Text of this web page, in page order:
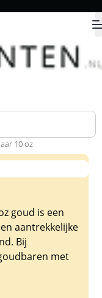
10 oz
goud is een
aantrekkelijke
Bij
met